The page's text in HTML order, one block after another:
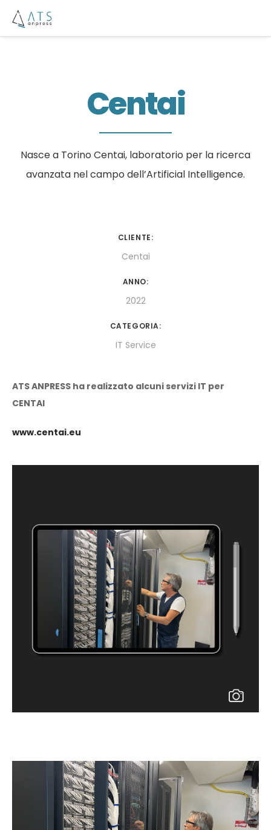
Centai
Nasce a Torino Centai, laboratorio per la ricerca
avanzata nel campo dell’Artificial Intelligence.
CLIENTE:
Centai
ANNO:
2022
CATEGORIA:
IT Service
ATS ANPRESS ha realizzato alcuni servizi IT per
CENTAI
www.centai.eu